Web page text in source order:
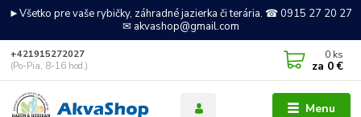
►Všetko pre vaše rybičky, záhradné jazierka či terária. ☎ 0915 27 20 27
✉ akvashop@gmail.com
Menu
+421915272027
(Po-Pia, 8-16 hod.)
0 ks
za 0 €